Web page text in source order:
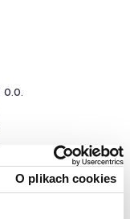
O plikach cookies